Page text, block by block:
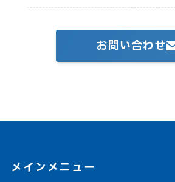
お問い合わせ
メインメニュー